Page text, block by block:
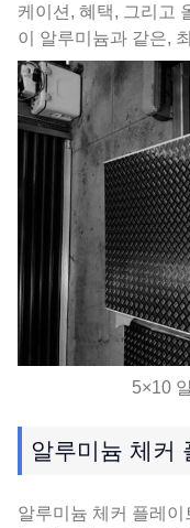
케이션, 혜택, 그리고
이 알루미늄과 같은,
5×10
알루미늄 체커
알루미늄 체커 플레이